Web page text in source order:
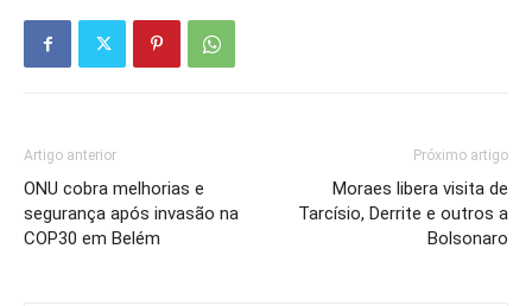
Artigo anterior
ONU cobra melhorias e
segurança após invasão na
COP30 em Belém
Próximo artigo
Moraes libera visita de
Tarcísio, Derrite e outros a
Bolsonaro